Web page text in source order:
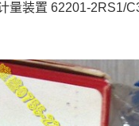
量装置 62201-2RS1/